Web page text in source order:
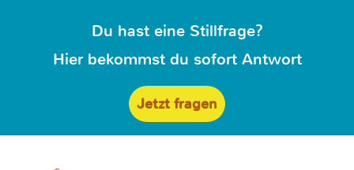
Du hast eine Stillfrage?
Hier bekommst du sofort Antwort
Jetzt fragen